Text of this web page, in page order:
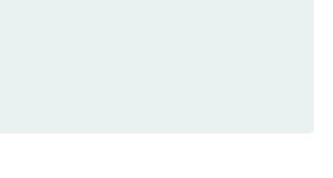
雨靴登場，經典八孔加上全防